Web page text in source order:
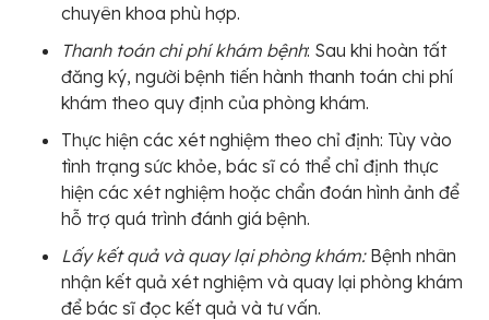
chuyên khoa phù hợp.
Thanh toán chi phí khám bệnh: Sau khi hoàn tất
đăng ký, người bệnh tiến hành thanh toán chi phí
khám theo quy định của phòng khám.
Thực hiện các xét nghiệm theo chỉ định: Tùy vào
tình trạng sức khỏe, bác sĩ có thể chỉ định thực
hiện các xét nghiệm hoặc chẩn đoán hình ảnh để
hỗ trợ quá trình đánh giá bệnh.
Lấy kết quả và quay lại phòng khám:Bệnh nhân
nhận kết quả xét nghiệm và quay lại phòng khám
để bác sĩ đọc kết quả và tư vấn.